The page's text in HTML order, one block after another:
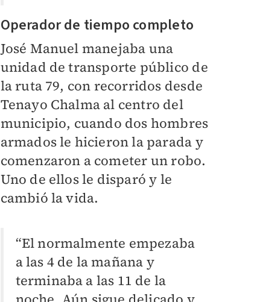
Operador de tiempo completo
José Manuel manejaba una
unidad de transporte público de
la ruta 79, con recorridos desde
Tenayo Chalma al centro del
municipio, cuando dos hombres
armados le hicieron la parada y
comenzaron a cometer un robo.
Uno de ellos le disparó y le
cambió la vida.
“El normalmente empezaba
a las 4 de la mañana y
terminaba a las 11 de la